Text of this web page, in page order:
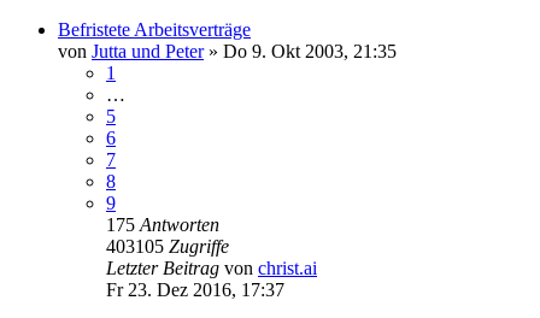
Befristete Arbeitsverträge
von Jutta und Peter» Do 9. Okt 2003, 21:35
1
…
5
6
7
8
9
175 Antworten
403105 Zugriffe
Letzter Beitrag von christ.ai
Fr 23. Dez 2016, 17:37